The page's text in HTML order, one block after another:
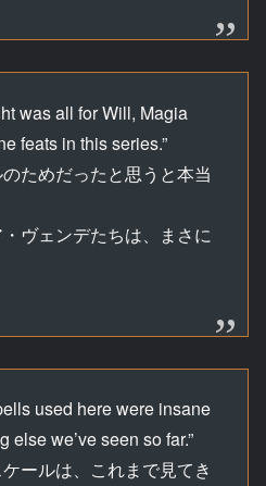
was all for Will, Magia
feats in this series.”
ためだったと思うと本当
ヴェンデたちは、まさに
used here were insane
else we’ve seen so far.”
ールは、これまで見てき